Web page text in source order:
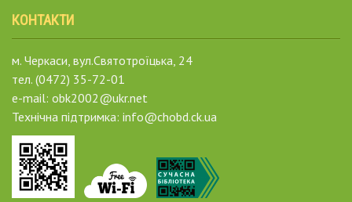
КОНТАКТИ
м. Черкаси, вул.Святотроїцька, 24
тел. (0472) 35-72-01
e-mail: obk2002@ukr.net
Технічна підтримка: info@chobd.ck.ua